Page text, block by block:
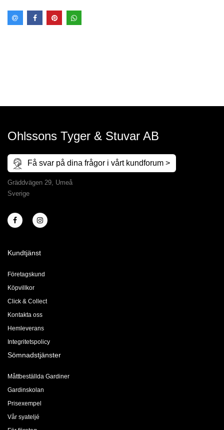
Ohlssons Tyger & Stuvar AB
Få svar på dina frågor i vårt kundforum >
Gräddvägen 29, Umeå
Sverige
Kundtjänst
Företagskund
Köpvillkor
Click & Collect
Kontakta oss
Hemleverans
Integritetspolicy
Sömnadstjänster
Måttbeställda Gardiner
Gardinskolan
Prisexempel
Vår syateljé